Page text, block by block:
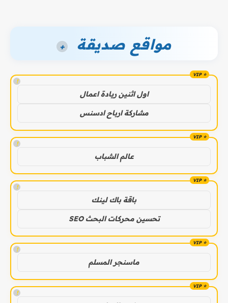
مواقع صديقة +
!
اول اثنين ريادة اعمال
مشاركة ارباح ادسنس
!
عالم الشباب
!
باقة باك لينك
تحسين محركات البحث SEO
!
ماسنجر المسلم
!